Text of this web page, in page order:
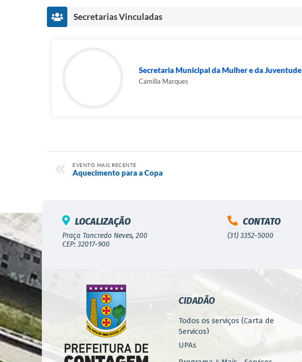
Secretarias Vinculadas
Secretaria Municipal da Mulher e da Juventude
Camilla Marques
EVENTO MAIS RECENTE
Aquecimento para a Copa
LOCALIZAÇÃO
Praça Tancredo Neves, 200
CEP: 32017-900
CONTATO
(31) 3352-5000
CIDADÃO
Todos os serviços (Carta de
Serviços)
UPAs